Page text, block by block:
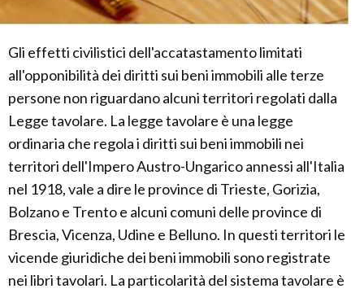
Gli effetti civilistici dell'accatastamento limitati
all'opponibilità dei diritti sui beni immobili alle terze
persone non riguardano alcuni territori regolati dalla
Legge tavolare. La legge tavolare è una legge
ordinaria che regola i diritti sui beni immobili nei
territori dell'Impero Austro-Ungarico annessi all'Italia
nel 1918, vale a dire le province di Trieste, Gorizia,
Bolzano e Trento e alcuni comuni delle province di
Brescia, Vicenza, Udine e Belluno. In questi territori le
vicende giuridiche dei beni immobili sono registrate
nei libri tavolari. La particolarità del sistema tavolare è